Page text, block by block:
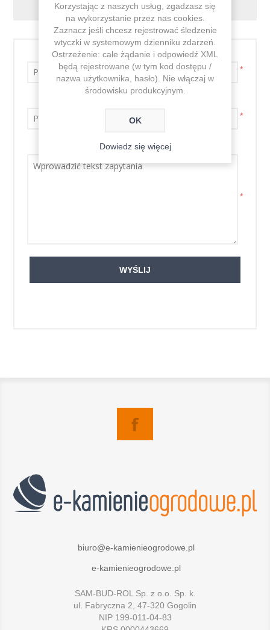
KONTAKT
Imię i nazwisko
*
*
Zapytanie
*
WYŚLIJ
biuro@e-kamienieogrodowe.pl
e-kamienieogrodowe.pl
SAM-BUD-ROL Sp. z o.o. Sp. k.
ul. Fabryczna 2, 47-320 Gogolin
NIP 199-011-04-83
Korzystając z naszych usług, zgadzasz się
na wykorzystanie przez nas cookies.
Zaznacz jeśli chcesz rejestrować śledzenie
wtyczki w systemowym dzienniku zdarzeń.
Ostrzeżenie: całe żądanie i odpowiedź XML
będą rejestrowane (w tym kod dostępu /
nazwa użytkownika, hasło). Nie włączaj w
środowisku produkcyjnym.
OK
Dowiedz się więcej